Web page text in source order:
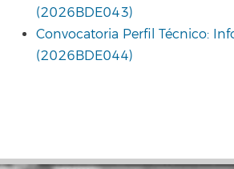
(2026BDE043)
Convocatoria Perfil Técnico:
(2026BDE044)